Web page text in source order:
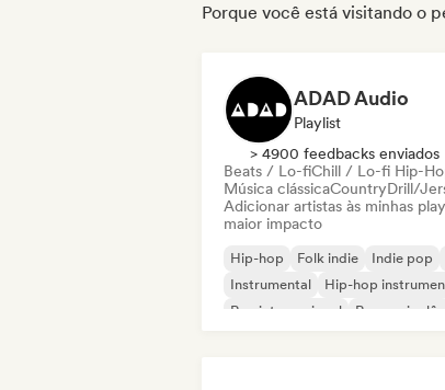
Porque você está visitando o
ADAD Audio
Playlist
> 4900 feedbacks enviados
Beats / Lo-fiChill / Lo-fi Hip-
Música clássicaCountryDrill/
Adicionar artistas às minhas
maior impacto
Hip-hop Folk indie Indie pop
Instrumental
Hip-hop
Rap internacional
Rap em inglês